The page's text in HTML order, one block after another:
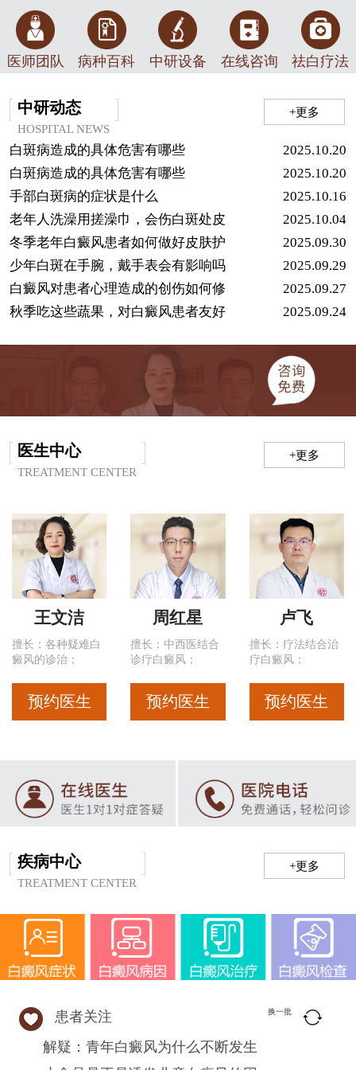
医师团队 病种百科 中研设备 在线咨询 祛白疗法
中研动态
HOSPITAL NEWS
+更多
白斑病造成的具体危害有哪些
2025.10.20
白斑病造成的具体危害有哪些
2025.10.20
手部白斑病的症状是什么
2025.10.16
老年人洗澡用搓澡巾，会伤白斑处皮
2025.10.04
冬季老年白癜风患者如何做好皮肤护
2025.09.30
少年白斑在手腕，戴手表会有影响吗
2025.09.29
白癜风对患者心理造成的创伤如何修
2025.09.27
秋季吃这些蔬果，对白癜风患者友好
2025.09.24
医生中心
TREATMENT CENTER
+更多
王文洁
擅长：各种疑难白
癜风的诊治；
预约医生
周红星
擅长：中西医结合
诊疗白癜风；
预约医生
卢飞
擅长：疗法结合治
疗白癜风；
预约医生
疾病中心
TREATMENT CENTER
+更多
患者关注 换一批
解疑：青年白癜风为什么不断发生